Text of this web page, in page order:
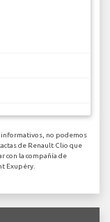
informativos, no podemos
de Renault Clio que
con la compañía de
Exupéry.